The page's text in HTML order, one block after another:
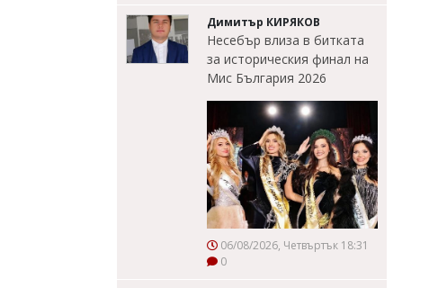
Димитър КИРЯКОВ
Несебър влиза в битката
за историческия финал на
Мис България 2026
06/08/2026, Четвъртък 18:31
0